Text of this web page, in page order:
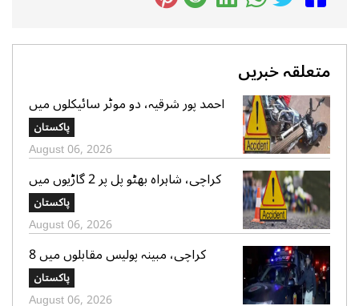
متعلقہ خبریں
احمد پور شرقیہ، دو موٹر سائیکلوں میں
پاکستان
August 06, 2026
کراچی، شاہراہ بھٹو پل پر 2 گاڑیوں میں
پاکستان
August 06, 2026
کراچی، مبینہ پولیس مقابلوں میں 8
زخمی سمیت 12 ڈاکو گرفتار، اسلحہ،
موبائل فونز، کیش رقم اور موٹر سائیکلیں
پاکستان
August 06, 2026